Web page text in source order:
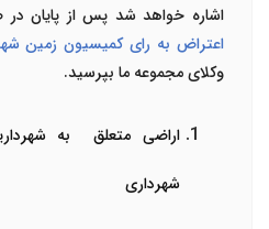
اشاره خواهد شد پس از پایان در
اعتراض به رای کمیسیون زمین
وکلای مجموعه ما بپرسید.
اراضی متعلق به
شهرداری